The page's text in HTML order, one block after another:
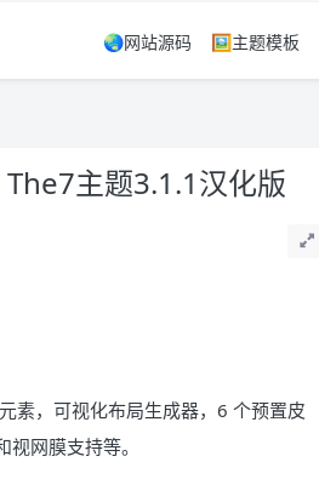
🌏网站源码 🖼️主题模板
主题3.1.1汉化版
素，可视化布局生成器，6 个预置皮
网膜支持等。